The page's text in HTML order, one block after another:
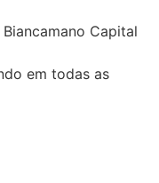
Capital
em todas as